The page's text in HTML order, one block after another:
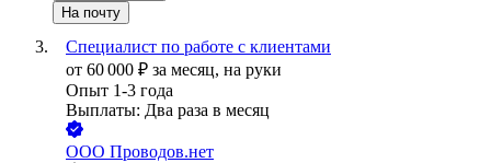
На почту
Специалист по работе с клиентами
от 60 000 ₽ за месяц, на руки
Опыт 1-3 года
Выплаты: Два раза в месяц
ООО Проводов.нет